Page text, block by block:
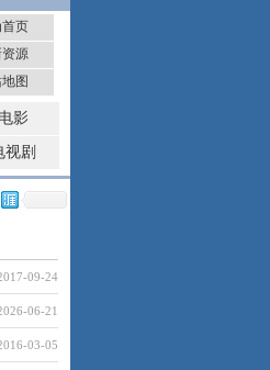
页
源
图
电影
视剧
09-24
06-21
03-05